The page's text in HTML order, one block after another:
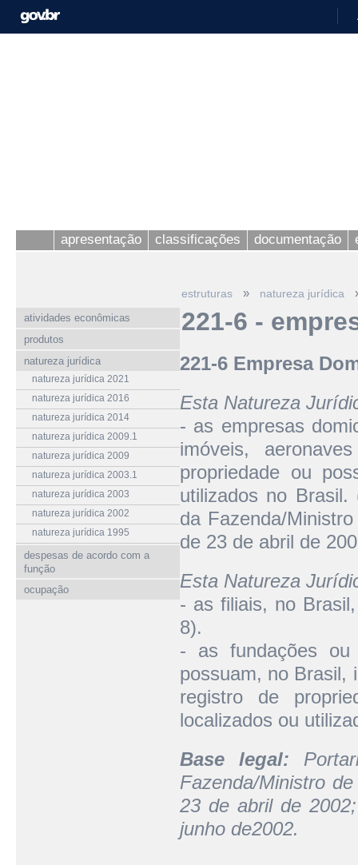
apresentação classificações documentação
atividades econômicas
produtos
natureza jurídica
natureza jurídica 2021
natureza jurídica 2016
natureza jurídica 2014
natureza jurídica 2009.1
natureza jurídica 2009
natureza jurídica 2003.1
natureza jurídica 2003
natureza jurídica 2002
natureza jurídica 1995
despesas de acordo com a
função
ocupação
estruturas » natureza jurídica
221-6 -
221-6 Empresa
Esta Natureza
- as empresas
imóveis,
propriedade ou
utilizados no Brasil.
da Fazenda/
de 23 de abril de
Esta Natureza
- as filiais, no
8).
- as fundações ou
possuam, no Brasil,
registro de
localizados ou
Base legal:
Fazenda/Ministro
23 de abril de
junho de2002.